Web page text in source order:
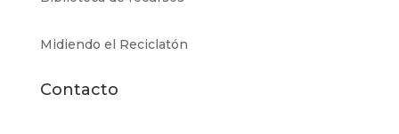
Midiendo el Reciclatón
Contacto